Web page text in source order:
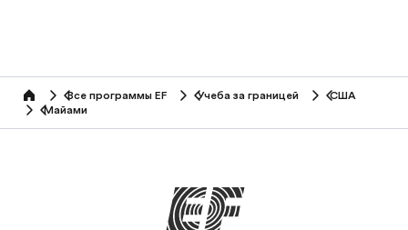
home Все программы EF Учеба за границей
США
Майами